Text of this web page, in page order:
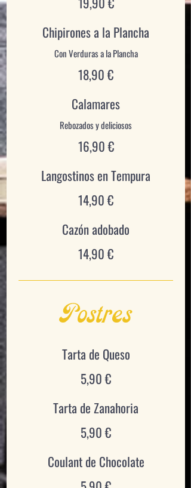
Chipirones a la Plancha
Con Verduras a la Plancha
18,90 €
Calamares
Rebozados y deliciosos
16,90 €
Langostinos en Tempura
14,90 €
Cazón adobado
14,90 €
Postres
Tarta de Queso
5,90 €
Tarta de Zanahoria
5,90 €
Coulant de Chocolate